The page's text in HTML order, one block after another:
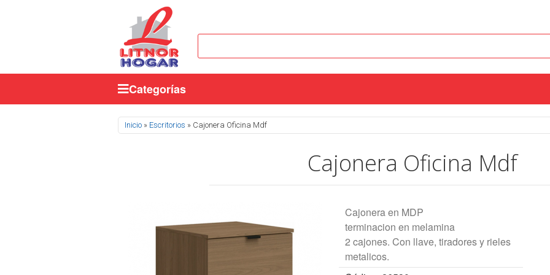
Categorías
Se encuentra usted aquí
Inicio » Escritorios » Cajonera Oficina Mdf
Cajonera Oficina Mdf
Cajonera en MDP
terminacion en melamina
2 cajones. Con llave, tiradores y rieles
metalicos.